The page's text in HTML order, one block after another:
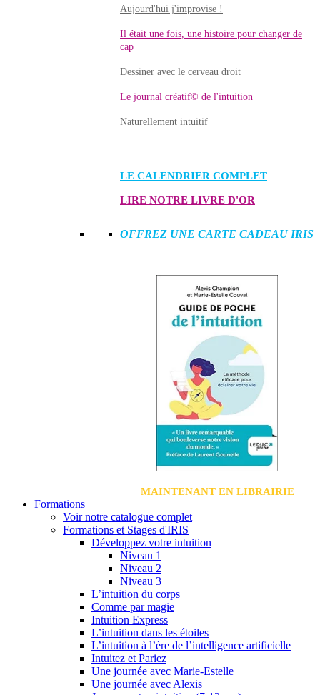
Aujourd'hui j'improvise !
Il était une fois, une histoire pour changer de
cap
Dessiner avec le cerveau droit
Le journal créatif© de l'intuition
Naturellement intuitif
LE CALENDRIER COMPLET
LIRE NOTRE LIVRE D'OR
OFFREZ UNE CARTE CADEAU IRIS
MAINTENANT EN LIBRAIRIE
Formations
Voir notre catalogue complet
Formations et Stages d'IRIS
Développez votre intuition
Niveau 1
Niveau 2
Niveau 3
L’intuition du corps
Comme par magie
Intuition Express
L’intuition dans les étoiles
L’intuition à l’ère de l’intelligence artificielle
Intuitez et Pariez
Une journée avec Marie-Estelle
Une journée avec Alexis